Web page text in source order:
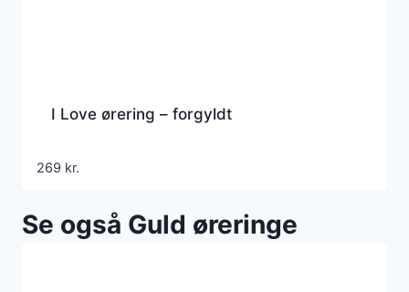
I Love ørering – forgyldt
269 kr.
Se også Guld øreringe